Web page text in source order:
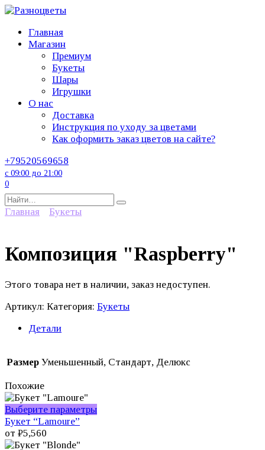
Перейти
содержанию
Главная
Магазин
Премиум
Букеты
Шары
Игрушки
О нас
Доставка
Инструкция по уходу за цветами
Как оформить заказ цветов на сайте?
+79520569658
с 09:00 до 21:00
0
Search
for:
Главная Букеты
Композиция "Raspberry"
Этого товара нет в наличии, заказ недоступен.
Артикул: Категория: Букеты
Детали
Размер Уменьшенный, Стандарт, Делюкс
Похожие
Выберите параметрыЭтот
Букет “Lamoure”
от ₽5,560